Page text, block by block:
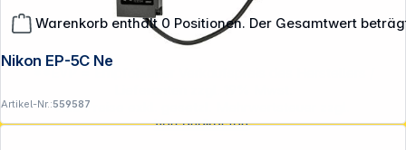
Warenkorb enthält 0 Positionen. Der Gesamtwert
Nikon EP-5C Netzadapteranschluss
Artikel-Nr.:559587
Alle Preise exkl. gesetzl. Mehrwertsteuer zzgl.
Versandkosten.